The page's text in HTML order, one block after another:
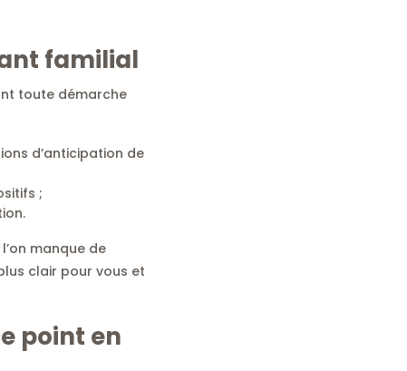
familial
toute démarche
d’anticipation de
;
manque de
clair pour vous et
point en